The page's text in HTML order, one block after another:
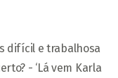
difícil e trabalhosa
- ‘Lá vem Karla